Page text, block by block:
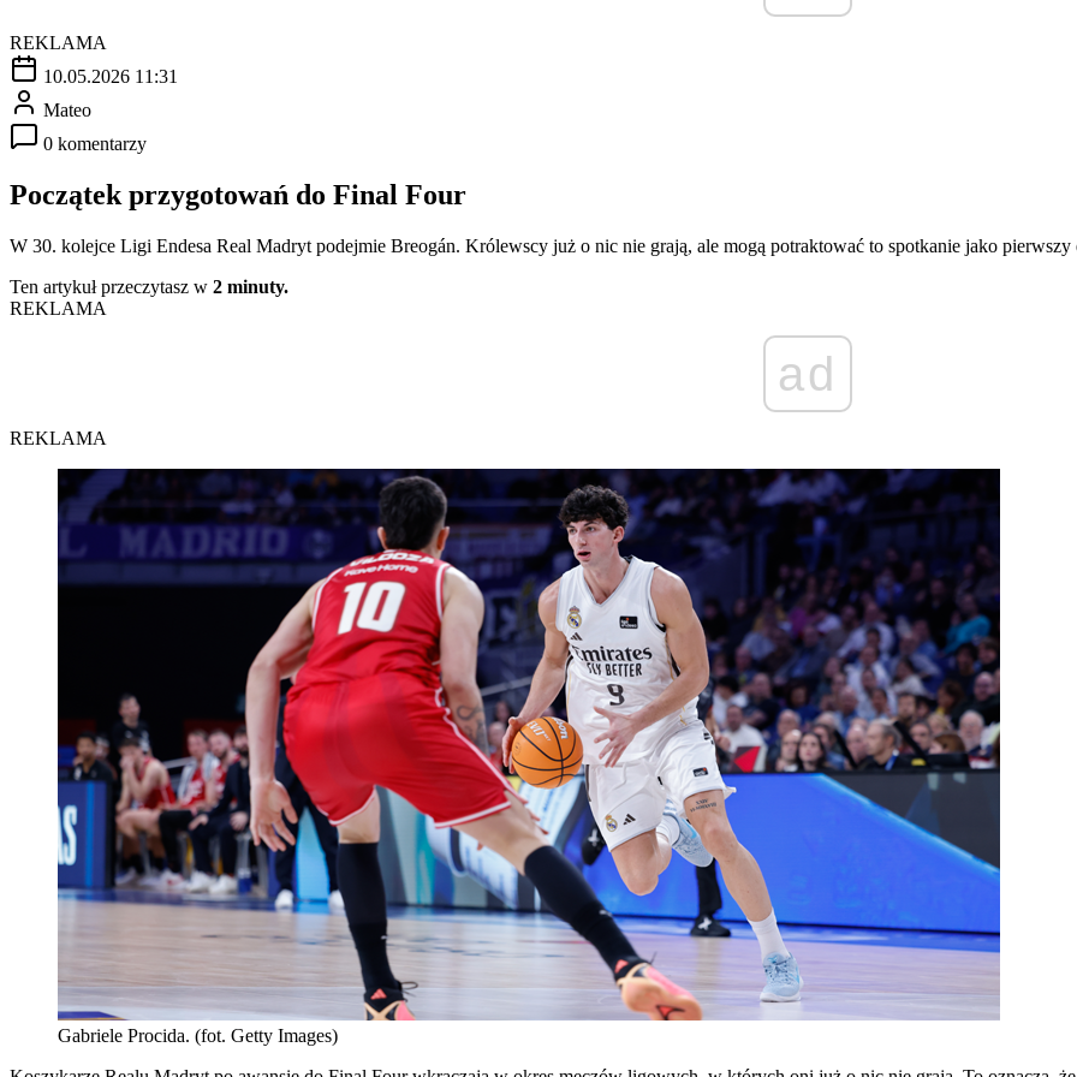
REKLAMA
10.05.2026 11:31
Mateo
0 komentarzy
Początek przygotowań do Final Four
W 30. kolejce Ligi Endesa Real Madryt podejmie Breogán. Królewscy już o nic nie grają, ale mogą potraktować to spotkanie jako
Ten artykuł przeczytasz w 2 minuty.
REKLAMA
ad
REKLAMA
Gabriele Procida. (fot. Getty Images)